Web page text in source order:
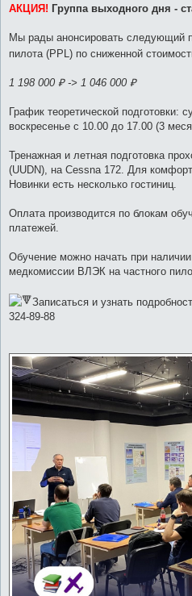
о
е
н
и
АКЦИЯ! Группа выходного дня -
Мы рады анонсировать следующий
пилота (PPL) по сниженной
1 198 000 ₽ -> 1 046 000 ₽
График теоретической подготовки:
воскресенье с 10.00 до 17.00 (3
Тренажная и летная подготовка
(UUDN), на Cessna 172. Для
Новинки есть несколько гостиниц.
Оплата производится по блокам
платежей.
Обучение можно начать при
медкомиссии ВЛЭК на частного
Записаться и узнать
324-89-88